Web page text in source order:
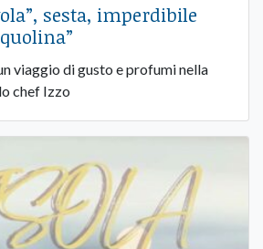
sesta, imperdibile
viaggio di gusto e profumi nella
chef Izzo